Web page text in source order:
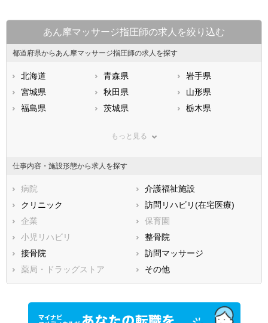
あん摩マッサージ指圧師の求人を絞り込む
都道府県からあん摩マッサージ指圧師の求人を探す
北海道 青森県
岩手県
宮城県
秋田県
山形県
福島県
茨城県
栃木県
神奈川県
石川県
福井県
静岡県
三重県
滋賀県
大阪府
兵庫県
鳥取県
広島県
徳島県
香川県
愛媛県
福岡県
佐賀県
長崎県
熊本県
大分県
宮崎県
鹿児島県
沖縄県
もっと見る
仕事内容・施設形態から求人を探す
病院
介護福祉施設
クリニック
訪問リハビリ(在宅医療)
企業
保育園
小児リハビリ
整骨院
接骨院
訪問マッサージ
薬局・ドラッグストア
その他